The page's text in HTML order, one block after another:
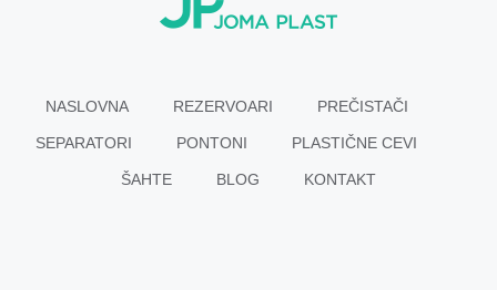
NASLOVNA REZERVOARI PREČISTAČI
SEPARATORI PONTONI PLASTIČNE CEVI
ŠAHTE BLOG KONTAKT